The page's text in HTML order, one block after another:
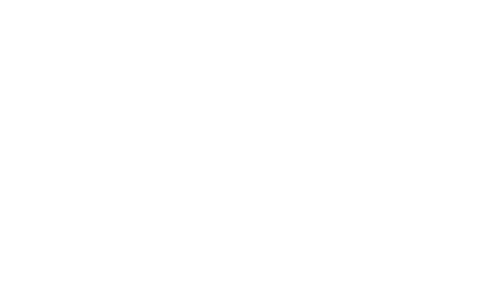
significativos. Os
não apenas os bens e